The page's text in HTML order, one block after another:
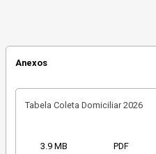
Anexos
Tabela Coleta Domiciliar 2026
3.9 MB PDF